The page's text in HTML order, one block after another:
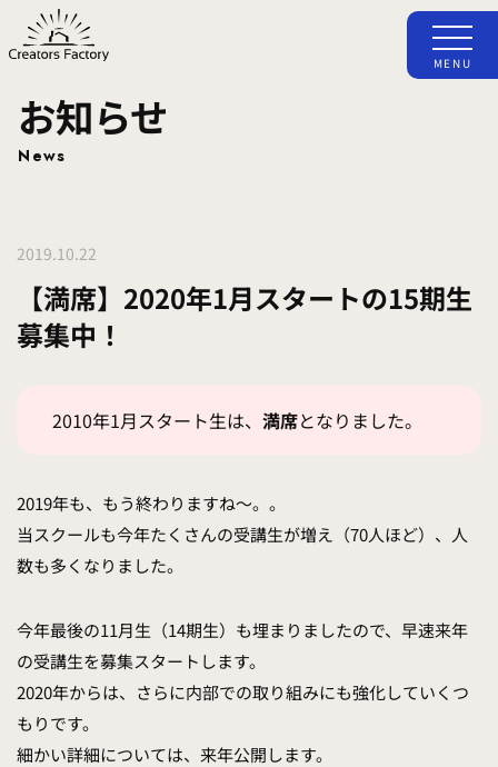
お知らせ
News
MENU
2019.10.22
【満席】2020年1月スタートの15期生
募集中！
2010年1月スタート生は、 満席となりました。
2019年も、もう終わりますね〜。。
当スクールも今年たくさんの受講生が増え（70人ほど）、人
数も多くなりました。
今年最後の11月生（14期生）も埋まりましたので、早速来年
の受講生を募集スタートします。
2020年からは、さらに内部での取り組みにも強化していくつ
もりです。
細かい詳細については、来年公開します。